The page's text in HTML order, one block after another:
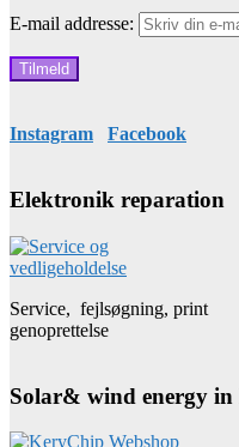
E-mail addresse:
Instagram Facebook
Elektronik reparation
Service, fejlsøgning, print
genoprettelse
Solar& wind energy in